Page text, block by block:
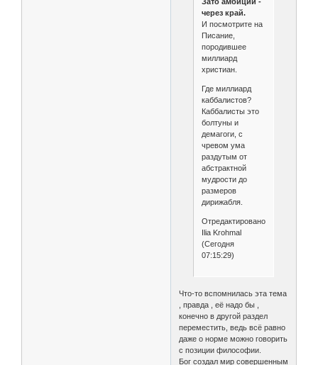
через край.
И посмотрите на
Писание,
породившее
миллиард
христиан.
Где миллиард
каббалистов?
Каббалисты это
болтуны и
демагоги, с
чревом ума
раздутым от
абстрактной
мудрости до
размеров
дирижабля.
Отредактировано
Ilia Krohmal
(Сегодня
07:15:29)
Что-то вспомнилась эта тема
, правда , её надо бы ,
конечно в другой раздел
переместить, ведь всё равно
даже о норме можно говорить
с позиции философии.
Бог создал мир совершенным